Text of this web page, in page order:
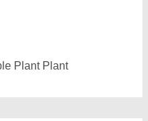
Plant Plant